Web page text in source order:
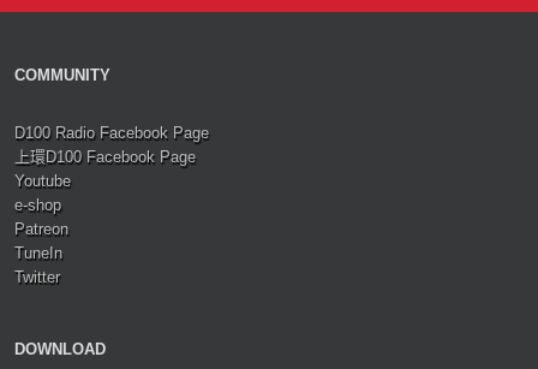
COMMUNITY
D100 Radio Facebook Page
上環D100 Facebook Page
Youtube
e-shop
Patreon
TuneIn
Twitter
DOWNLOAD